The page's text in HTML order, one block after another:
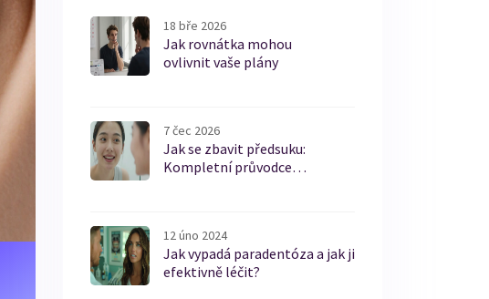
18 bře 2026
Jak rovnátka mohou
ovlivnit vaše plány
7 čec 2026
Jak se zbavit předsuku:
Kompletní průvodce
12 úno 2024
Jak vypadá paradentóza a jak ji
efektivně léčit?